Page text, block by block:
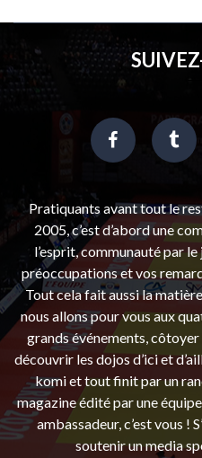
Pratiquants avant tout le
2005, c’est d’abord une
l’esprit, communauté par
préoccupations et vos
Tout cela fait aussi la
nous allons pour vous aux
grands événements,
découvrir les dojos d’ici et
komi et tout finit par un
magazine édité par une
ambassadeur, c’est vous !
soutenir un media